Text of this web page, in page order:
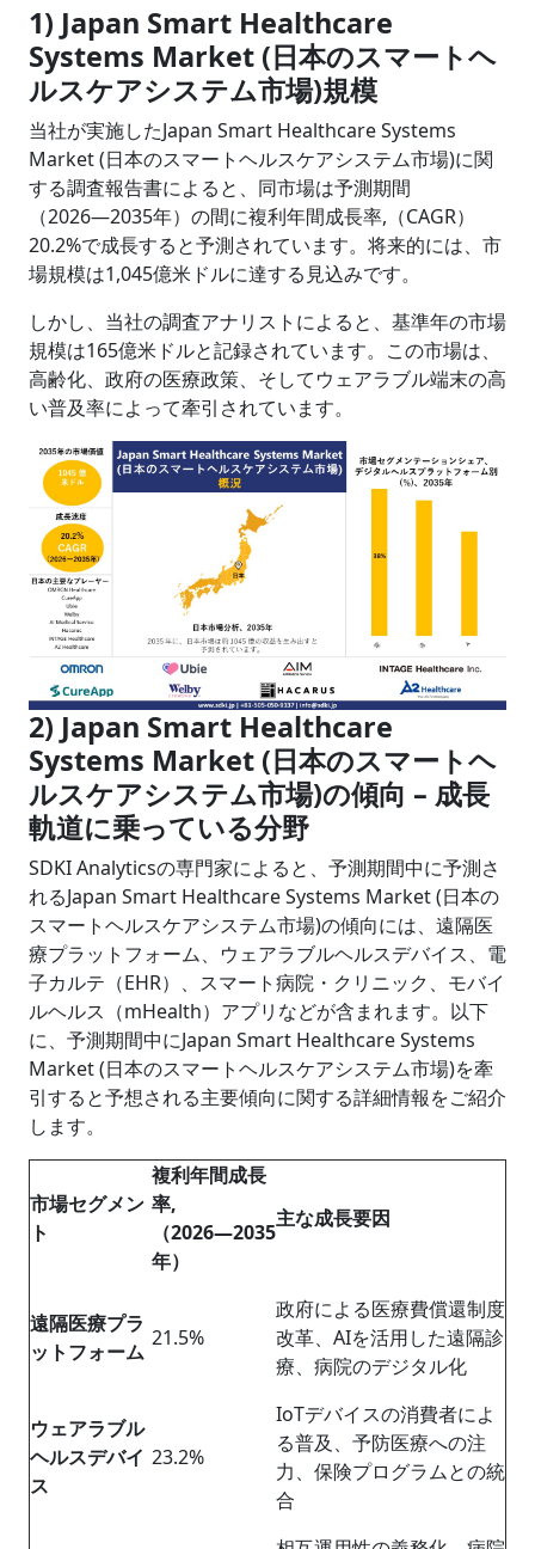
1) Japan Smart Healthcare
Systems Market (日本のスマートヘ
ルスケアシステム市場)規模
当社が実施したJapan Smart Healthcare Systems
Market (日本のスマートヘルスケアシステム市場)に関
する調査報告書によると、同市場は予測期間
（2026―2035年）の間に複利年間成長率,（CAGR）
20.2%で成長すると予測されています。将来的には、市
場規模は1,045億米ドルに達する見込みです。
しかし、当社の調査アナリストによると、基準年の市場
規模は165億米ドルと記録されています。この市場は、
高齢化、政府の医療政策、そしてウェアラブル端末の高
い普及率によって牽引されています。
2) Japan Smart Healthcare
Systems Market (日本のスマートヘ
ルスケアシステム市場)の傾向 – 成長
軌道に乗っている分野
SDKI Analyticsの専門家によると、予測期間中に予測さ
れるJapan Smart Healthcare Systems Market (日本の
スマートヘルスケアシステム市場)の傾向には、遠隔医
療プラットフォーム、ウェアラブルヘルスデバイス、電
子カルテ（EHR）、スマート病院・クリニック、モバイ
ルヘルス（mHealth）アプリなどが含まれます。以下
に、予測期間中にJapan Smart Healthcare Systems
Market (日本のスマートヘルスケアシステム市場)を牽
引すると予想される主要傾向に関する詳細情報をご紹介
します。
市場セグメン
ト
複利年間成長
率,
（2026―2035
年）
主な成長要因
遠隔医療プラ
ットフォーム
21.5%
政府による医療費償還制度
改革、AIを活用した遠隔診
療、病院のデジタル化
ウェアラブル
ヘルスデバイ
ス
23.2%
IoTデバイスの消費者によ
る普及、予防医療への注
力、保険プログラムとの統
合